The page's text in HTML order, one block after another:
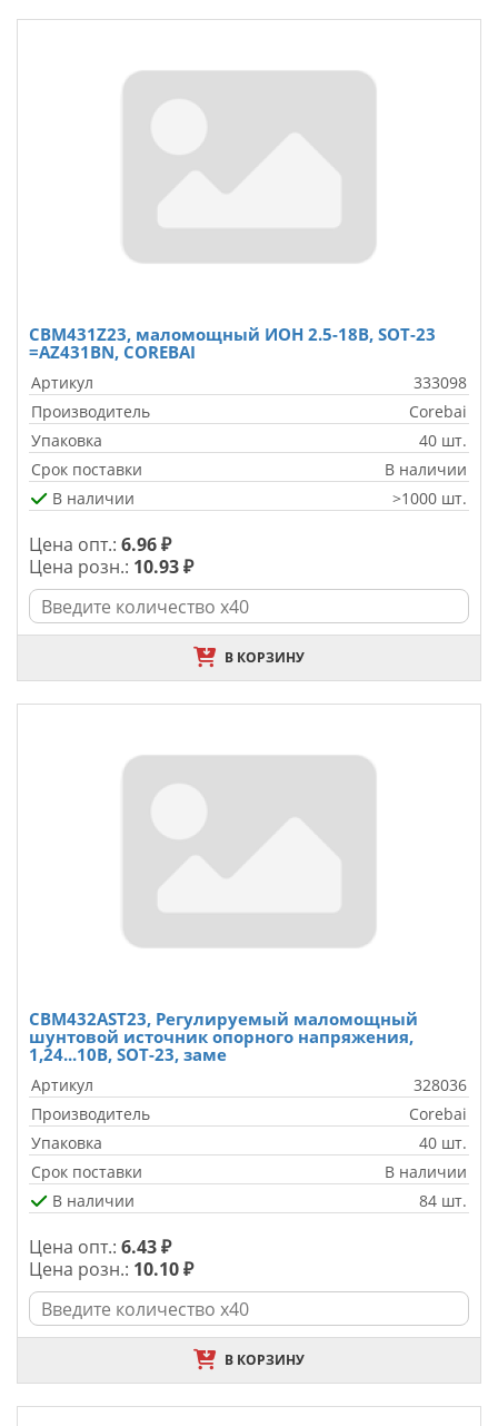
CBM431Z23, маломощный ИОН 2.5-18В, SOT-23
=AZ431BN, COREBAI
Артикул
333098
Производитель
Corebai
Упаковка
40 шт.
Срок поставки
В наличии
В наличии
>1000 шт.
Цена опт.: 6.96 ₽
Цена розн.: 10.93 ₽
В КОРЗИНУ
CBM432AST23, Регулируемый маломощный
шунтовой источник опорного напряжения,
1,24...10В, SOT-23, заме
Артикул
328036
Производитель
Corebai
Упаковка
40 шт.
Срок поставки
В наличии
В наличии
84 шт.
Цена опт.: 6.43 ₽
Цена розн.: 10.10 ₽
В КОРЗИНУ